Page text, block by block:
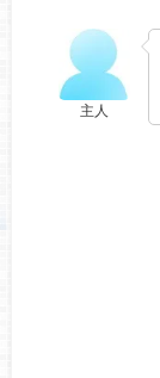
主人